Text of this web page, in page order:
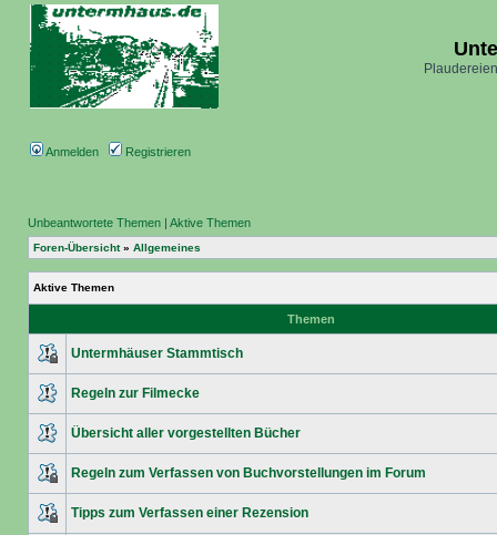
Anmelden Registrieren
Unbeantwortete Themen | Aktive Themen
Foren-Übersicht» Allgemeines
Aktive Themen
Themen
Untermhäuser Stammtisch
Regeln zur Filmecke
Übersicht aller vorgestellten Bücher
Regeln zum Verfassen von Buchvorstellungen im Forum
Tipps zum Verfassen einer Rezension